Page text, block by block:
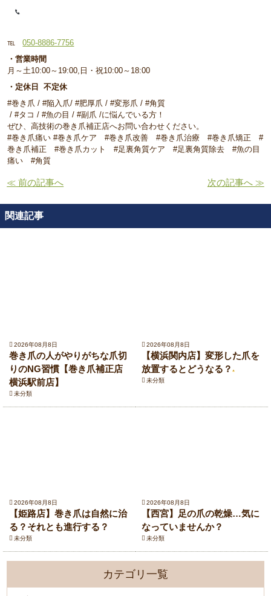
℡
050-8886-7756
・営業時間
月～土10:00～19:00,日・祝10:00～18:00
・定休日 不定休
#巻き爪 / #陥入爪/ #肥厚爪 / #変形爪 / #角質
/ #タコ / #魚の目 / #副爪 /に悩んでいる方！
ぜひ、高技術の巻き爪補正店へお問い合わせください。
#巻き爪痛い #巻き爪ケア #巻き爪改善 #巻き爪治療 #巻き爪矯正 #
巻き爪補正 #巻き爪カット #足裏角質ケア #足裏角質除去 #魚の目
痛い #角質
≪ 前の記事へ 次の記事へ ≫
関連記事
2026年08月8日
巻き爪の人がやりがちな爪切
りのNG習慣【巻き爪補正店
横浜駅前店】
未分類
2026年08月8日
【横浜関内店】変形した爪を
放置するとどうなる？
未分類
2026年08月8日
【姫路店】巻き爪は自然に治
る？それとも進行する？
未分類
2026年08月8日
【西宮】足の爪の乾燥…気に
なっていませんか？
未分類
カテゴリ一覧